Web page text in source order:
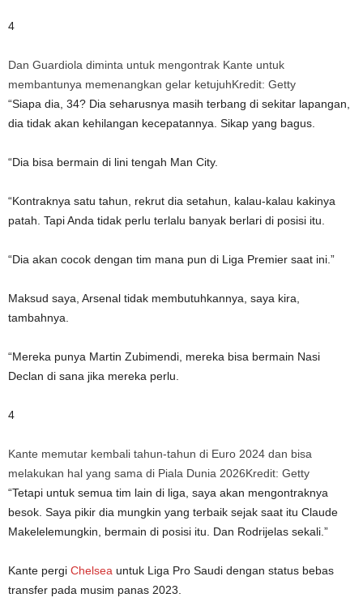
4
Dan Guardiola diminta untuk mengontrak Kante untuk
membantunya memenangkan gelar ketujuhKredit: Getty
“Siapa dia, 34? Dia seharusnya masih terbang di sekitar lapangan,
dia tidak akan kehilangan kecepatannya. Sikap yang bagus.
“Dia bisa bermain di lini tengah Man City.
“Kontraknya satu tahun, rekrut dia setahun, kalau-kalau kakinya
patah. Tapi Anda tidak perlu terlalu banyak berlari di posisi itu.
“Dia akan cocok dengan tim mana pun di Liga Premier saat ini.”
Maksud saya, Arsenal tidak membutuhkannya, saya kira,
tambahnya.
“Mereka punya Martin Zubimendi, mereka bisa bermain Nasi
Declan di sana jika mereka perlu.
4
Kante memutar kembali tahun-tahun di Euro 2024 dan bisa
melakukan hal yang sama di Piala Dunia 2026Kredit: Getty
“Tetapi untuk semua tim lain di liga, saya akan mengontraknya
besok. Saya pikir dia mungkin yang terbaik sejak saat itu Claude
Makelelemungkin, bermain di posisi itu. Dan Rodrijelas sekali.”
Kante pergi Chelsea untuk Liga Pro Saudi dengan status bebas
transfer pada musim panas 2023.